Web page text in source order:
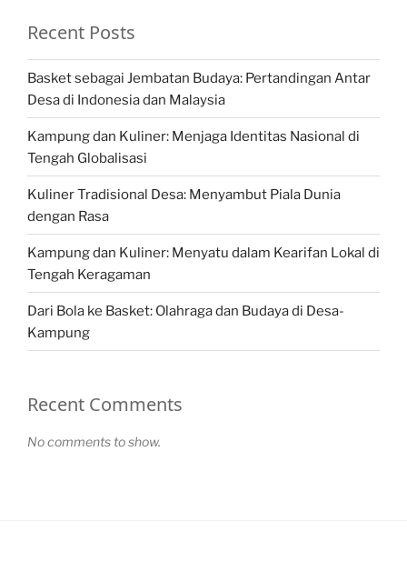
Recent Posts
Basket sebagai Jembatan Budaya: Pertandingan Antar
Desa di Indonesia dan Malaysia
Kampung dan Kuliner: Menjaga Identitas Nasional di
Tengah Globalisasi
Kuliner Tradisional Desa: Menyambut Piala Dunia
dengan Rasa
Kampung dan Kuliner: Menyatu dalam Kearifan Lokal di
Tengah Keragaman
Dari Bola ke Basket: Olahraga dan Budaya di Desa-
Kampung
Recent Comments
No comments to show.